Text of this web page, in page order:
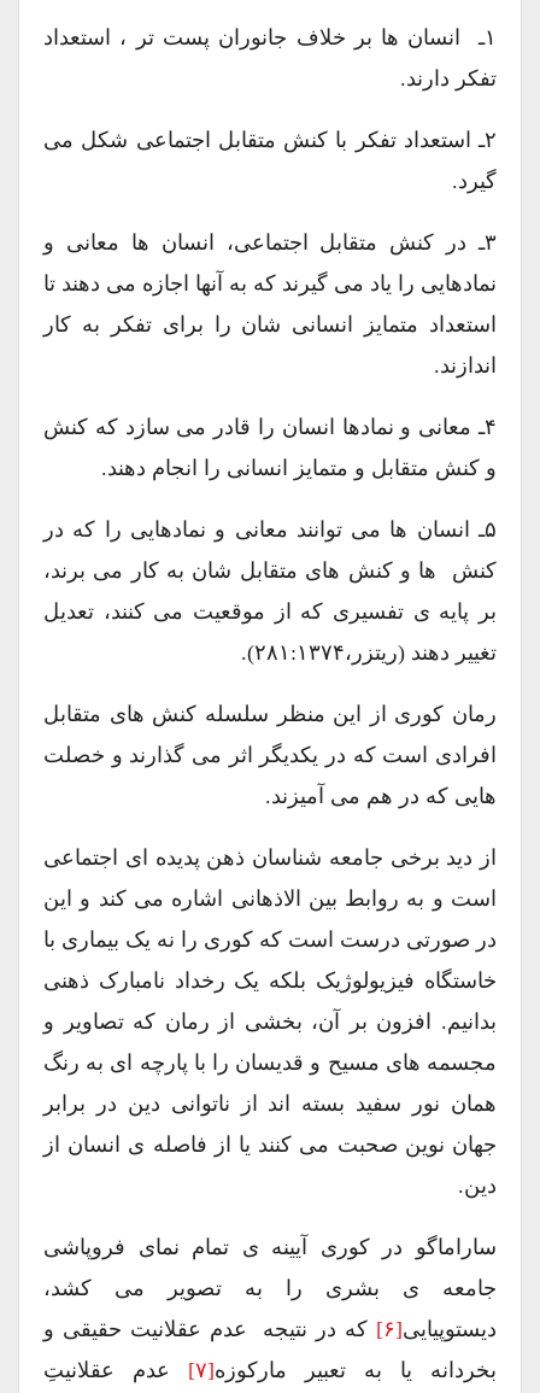
۱ـ انسان ها بر خلاف جانوران پست تر ، استعداد
تفکر دارند.
۲ـ استعداد تفکر با کنش متقابل اجتماعی شکل می
گیرد.
۳ـ در کنش متقابل اجتماعی، انسان ها معانی و
نمادهایی را یاد می گیرند که به آنها اجازه می دهند تا
استعداد متمایز انسانی شان را برای تفکر به کار
اندازند.
۴ـ معانی و نمادها انسان را قادر می سازد که کنش
و کنش متقابل و متمایز انسانی را انجام دهند.
۵ـ انسان ها می توانند معانی و نمادهایی را که در
کنش ها و کنش های متقابل شان به کار می برند،
بر پایه ی تفسیری که از موقعیت می کنند، تعدیل
تغییر دهند (ریتزر،۲۸۱:۱۳۷۴).
رمان کوری از این منظر سلسله کنش های متقابل
افرادی است که در یکدیگر اثر می گذارند و خصلت
هایی که در هم می آمیزند.
از دید برخی جامعه شناسان ذهن پدیده ای اجتماعی
است و به روابط بین الاذهانی اشاره می کند و این
در صورتی درست است که کوری را نه یک بیماری با
خاستگاه فیزیولوژیک بلکه یک رخداد نامبارک ذهنی
بدانیم. افزون بر آن، بخشی از رمان که تصاویر و
مجسمه های مسیح و قدیسان را با پارچه ای به رنگ
همان نور سفید بسته اند از ناتوانی دین در برابر
جهان نوین صحبت می کنند یا از فاصله ی انسان از
دین.
ساراماگو در کوری آیینه ی تمام نمای فروپاشی
جامعه ی بشری را به تصویر می کشد،
دیستوپیایی[۶]
که در نتیجه عدم عقلانیت حقیقی و
بخردانه یا به تعبیر مارکوزه [۷]
عدم عقلانیتِ